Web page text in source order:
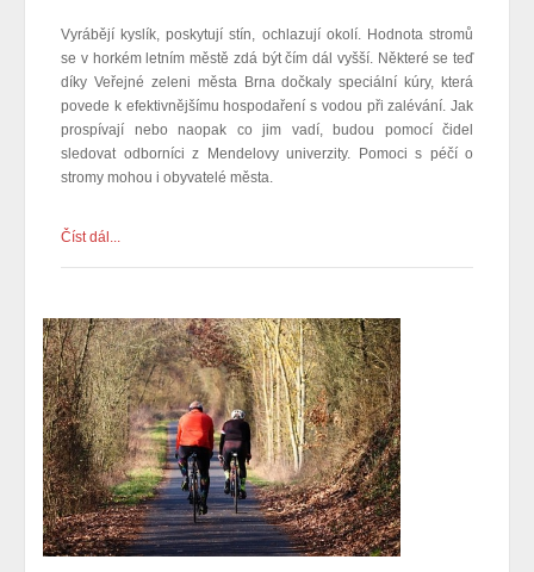
Vyrábějí kyslík, poskytují stín, ochlazují okolí. Hodnota stromů
se v horkém letním městě zdá být čím dál vyšší. Některé se teď
díky Veřejné zeleni města Brna dočkaly speciální kúry, která
povede k efektivnějšímu hospodaření s vodou při zalévání. Jak
prospívají nebo naopak co jim vadí, budou pomocí čidel
sledovat odborníci z Mendelovy univerzity. Pomoci s péčí o
stromy mohou i obyvatelé města.
Číst dál...